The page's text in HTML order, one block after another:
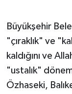
Büyükşehir
"çıraklık" ve
kaldığını ve
"ustalık"
Özhaseki,